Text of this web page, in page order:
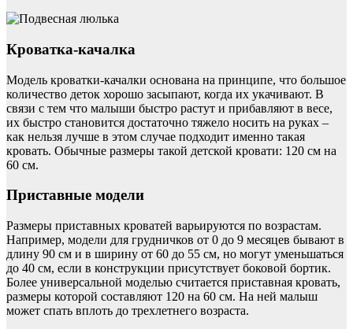
Кроватка-качалка
Модель кроватки-качалки основана на принципе, что большое
количество деток хорошо засыпают, когда их укачивают. В
связи с тем что малыши быстро растут и прибавляют в весе,
их быстро становится достаточно тяжело носить на руках –
как нельзя лучше в этом случае подходит именно такая
кровать. Обычные размеры такой детской кровати: 120 см на
60 см.
Приставные модели
Размеры приставных кроватей варьируются по возрастам.
Например, модели для грудничков от 0 до 9 месяцев бывают в
длину 90 см и в ширину от 60 до 55 см, но могут уменьшаться
до 40 см, если в конструкции присутствует боковой бортик.
Более универсальной моделью считается приставная кровать,
размеры которой составляют 120 на 60 см. На ней малыш
может спать вплоть до трехлетнего возраста.